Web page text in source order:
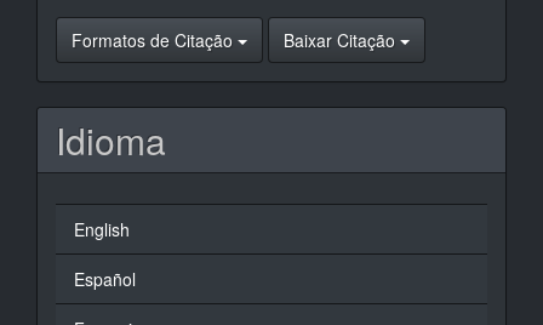
Formatos de Citação Baixar Citação
Idioma
English
Español